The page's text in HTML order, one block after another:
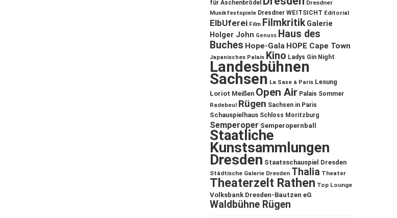
für Aschenbrödel
Dresdner
Musikfestspiele Dresdner WEITSICHT Editorial
ElbUferei Film Filmkritik Galerie
Holger John Genuss Haus des
Buches Hope-Gala HOPE Cape Town
Japanisches Palais Kino Ladys Gin Night
Landesbühnen
Sachsen La Saxe à Paris Lesung
Loriot Meißen Open Air Palais Sommer
Radebeul Rügen Sachsen in Paris
Schauspielhaus Schloss Moritzburg
Semperoper Semperopernball
Staatliche
Kunstsammlungen
Dresden Staatsschauspiel Dresden
Städtische Galerie Dresden Thalia Theater
Theaterzelt Rathen Top Lounge
Volksbank Dresden-Bautzen eG
Waldbühne Rügen